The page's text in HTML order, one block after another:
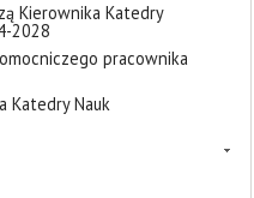
Kierownika Katedry
2028
pracownika
Katedry Nauk